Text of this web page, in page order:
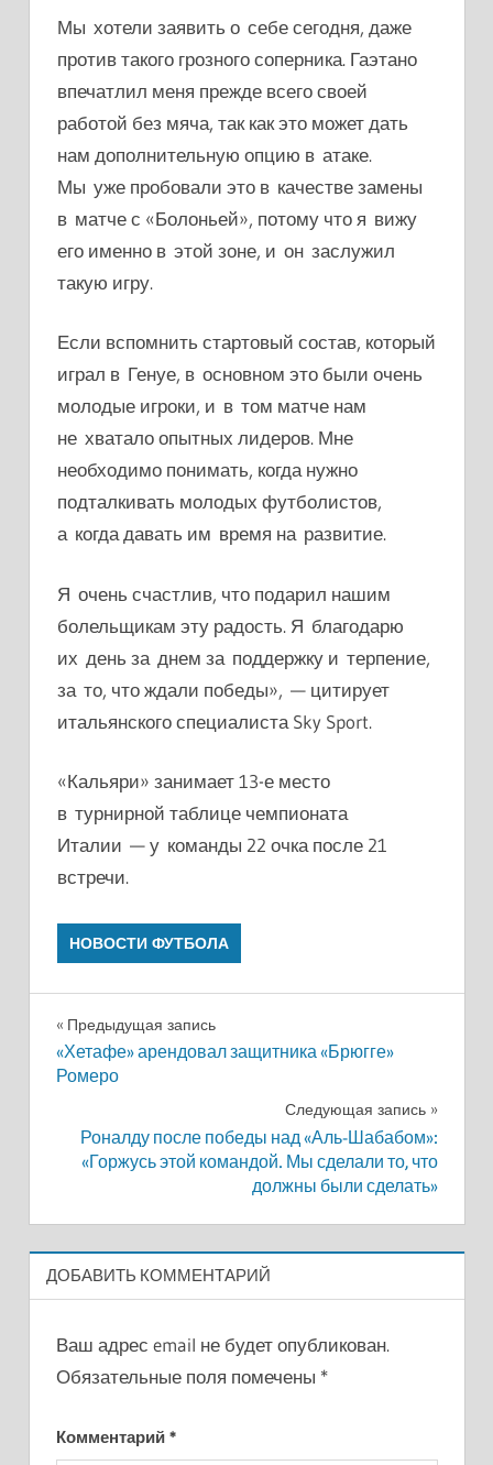
Мы хотели заявить о себе сегодня, даже
против такого грозного соперника. Гаэтано
впечатлил меня прежде всего своей
работой без мяча, так как это может дать
нам дополнительную опцию в атаке.
Мы уже пробовали это в качестве замены
в матче с «Болоньей», потому что я вижу
его именно в этой зоне, и он заслужил
такую игру.
Если вспомнить стартовый состав, который
играл в Генуе, в основном это были очень
молодые игроки, и в том матче нам
не хватало опытных лидеров. Мне
необходимо понимать, когда нужно
подталкивать молодых футболистов,
а когда давать им время на развитие.
Я очень счастлив, что подарил нашим
болельщикам эту радость. Я благодарю
их день за днем за поддержку и терпение,
за то, что ждали победы», — цитирует
итальянского специалиста Sky Sport.
«Кальяри» занимает 13-е место
в турнирной таблице чемпионата
Италии — у команды 22 очка после 21
встречи.
НОВОСТИ ФУТБОЛА
Навигация
по
Предыдущая запись
«Хетафе» арендовал защитника «Брюгге»
Ромеро
Следующая запись
Роналду после победы над «Аль-Шабабом»:
«Горжусь этой командой. Мы сделали то, что
должны были сделать»
ДОБАВИТЬ КОММЕНТАРИЙ
Ваш адрес email не будет опубликован.
Обязательные поля помечены *
Комментарий *